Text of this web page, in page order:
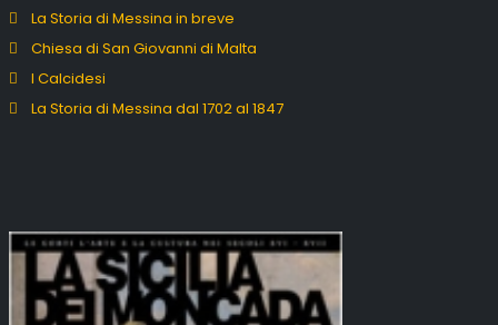
La Storia di Messina in breve
Chiesa di San Giovanni di Malta
I Calcidesi
La Storia di Messina dal 1702 al 1847